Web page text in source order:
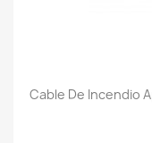
Cable De Incendio